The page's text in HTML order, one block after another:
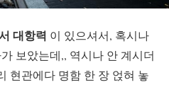
대항력 이 있으셔서, 혹시나
보았는데,, 역시나 안 계시더
현관에다 명함 한 장 얹혀 놓